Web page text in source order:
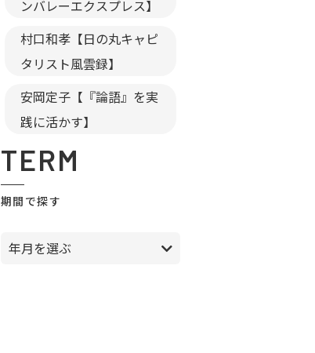
ンバレーエクスプレス】
村口和孝【日の丸キャピ
タリスト風雲録】
安岡定子【『論語』を実
践に活かす】
TERM
期間で探す
年月を選ぶ